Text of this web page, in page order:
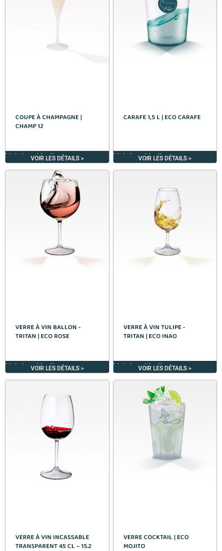
COUPE À CHAMPAGNE |
CHAMP 12
VOIR LES DÉTAILS >
Voir les détails >
CARAFE 1,5 L | ECO CARAFE
VOIR LES DÉTAILS >
Voir les détails >
VERRE À VIN BALLON -
TRITAN | ECO ROSE
VOIR LES DÉTAILS >
Voir les détails >
VERRE À VIN TULIPE -
TRITAN | ECO INAO
VOIR LES DÉTAILS >
Voir les détails >
VERRE À VIN INCASSABLE
TRANSPARENT 45 CL – 15.2
VERRE COCKTAIL | ECO
MOJITO